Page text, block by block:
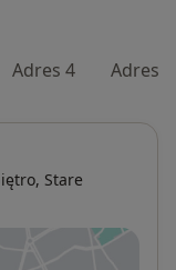
Adres 4 Adres 5
Stare